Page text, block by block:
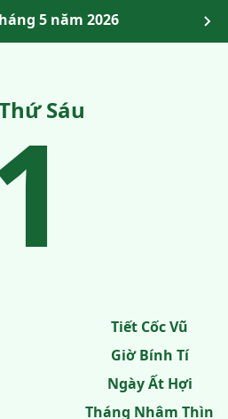
5 năm 2026
Sáu
Tiết Cốc Vũ
Giờ Bính Tí
Ngày Ất Hợi
Tháng Nhâm Thìn